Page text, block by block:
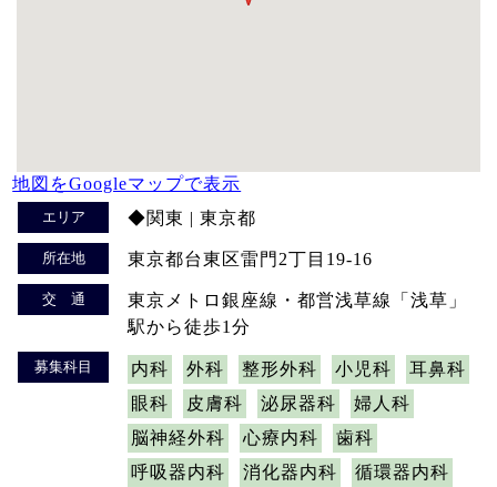
地図をGoogleマップで表示
エリア ◆関東 | 東京都
所在地 東京都台東区雷門2丁目19-16
交 通
東京メトロ銀座線・都営浅草線「浅草」
駅から徒歩1分
募集科目 内科 外科 整形外科 小児科
耳鼻科
眼科
皮膚科 泌尿器科
婦人科
脳神経外科
心療内科
歯科
呼吸器内科
消化器内科
循環器内科